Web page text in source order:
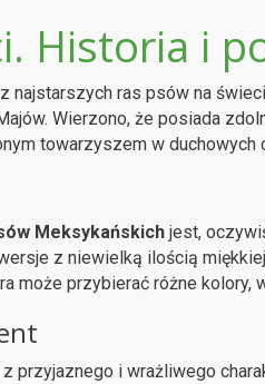
Historia i
najstarszych ras psów na
Wierzono, że posiada
towarzyszem w duchowych
Meksykańskichjest,
z niewielką ilością
może przybierać różne kolory,
przyjaznego i wrażliwego